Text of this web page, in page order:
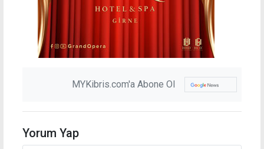
MYKibris.com'a Abone Ol
Yorum Yap